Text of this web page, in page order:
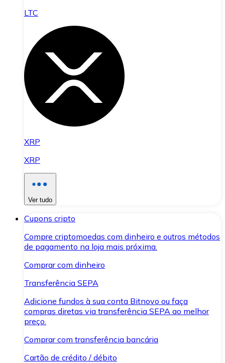
LTC
XRP
XRP
Ver tudo
Cupons cripto
Compre criptomoedas com dinheiro e outros métodos
de pagamento na loja mais próxima.
Comprar com dinheiro
Transferência SEPA
Adicione fundos à sua conta Bitnovo ou faça
compras diretas via transferência SEPA ao melhor
preço.
Comprar com transferência bancária
Cartão de crédito / débito